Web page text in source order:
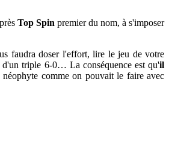
Top Spin premier du nom, à s'imposer
faudra doser l'effort, lire le jeu de votre
d'un triple 6-0… La conséquence est qu'il
comme on pouvait le faire avec